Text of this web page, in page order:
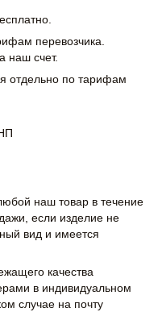
перевозчика.
наш счет.
отдельно по тарифам
наш товар в течение
если изделие не
вид и имеется
качества
в индивидуальном
случае на почту